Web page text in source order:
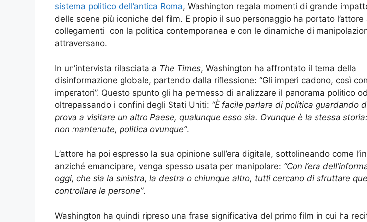
sistema politico dell’antica Roma, Washington regala momenti di grande
delle scene più iconiche del film. E propio il suo personaggio ha portato l’attore
collegamenti con la politica contemporanea e con le dinamiche di
attraversano.
In un’intervista rilasciata a The Times, Washington ha affrontato il tema della
disinformazione globale, partendo dalla riflessione: “Gli imperi cadono, così
imperatori”. Questo spunto gli ha permesso di analizzare il panorama politico
oltrepassando i confini degli Stati Uniti: “È facile parlare di politica guardando
prova a visitare un altro Paese, qualunque esso sia. Ovunque è la stessa
non mantenute, politica ovunque”.
L’attore ha poi espresso la sua opinione sull’era digitale, sottolineando come
anziché emancipare, venga spesso usata per manipolare: “Con l’era
oggi, che sia la sinistra, la destra o chiunque altro, tutti cercano di sfruttare
controllare le persone”.
Washington ha quindi ripreso una frase significativa del primo film in cui ha